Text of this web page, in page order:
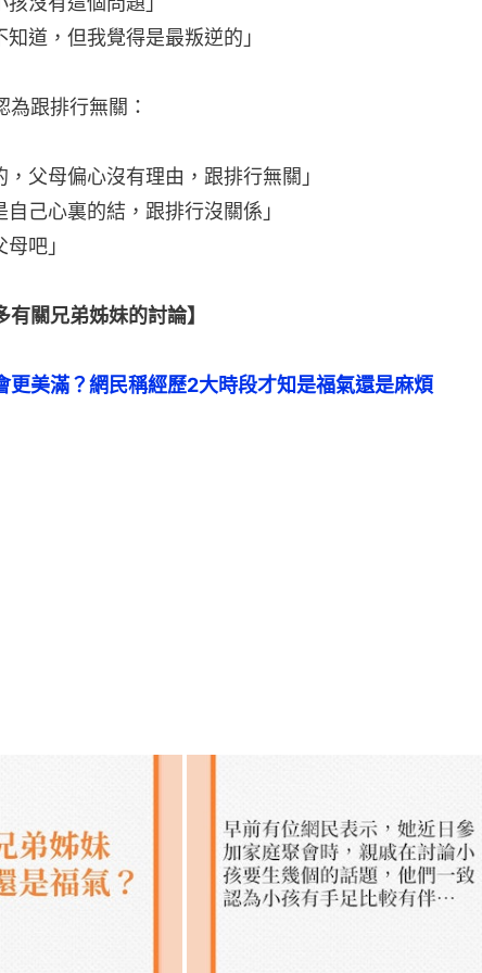
知道，但我覺得是最叛逆的」
為跟排行無關：
，父母偏心沒有理由，跟排行無關」
自己心裏的結，跟排行沒關係」
吧」
有關兄弟姊妹的討論】
更美滿？網民稱經歷2大時段才知是福氣還是麻煩